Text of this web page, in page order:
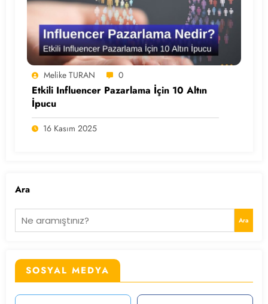
Melike TURAN 0
Etkili Influencer Pazarlama İçin 10 Altın
İpucu
16 Kasım 2025
Ara
Ara
SOSYAL MEDYA